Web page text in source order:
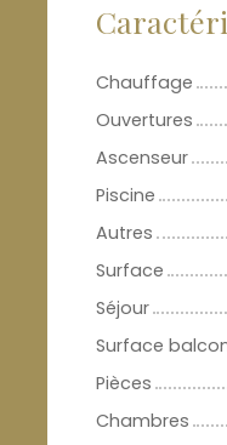
Chauffage
Ouvertures
Ascenseur
Piscine
Autres
Surface
Séjour
Surface
Pièces
Chambres